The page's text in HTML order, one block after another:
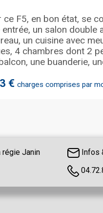
€ charges comprises par
ce F5, en bon état, se
entrée, un salon double
un cuisine avec
4 chambres dont 2
une buanderie,
régie Janin
Infos